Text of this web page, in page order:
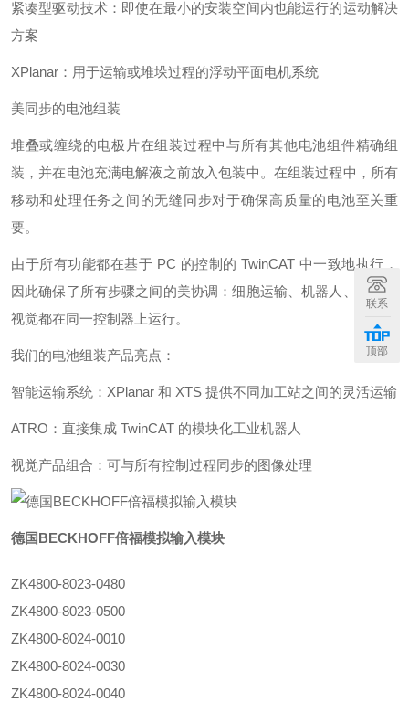
紧凑型驱动技术：即使在最小的安装空间内也能运行的运动解决
方案
XPlanar：用于运输或堆垛过程的浮动平面电机系统
美同步的电池组装
堆叠或缠绕的电极片在组装过程中与所有其他电池组件精确组
装，并在电池充满电解液之前放入包装中。在组装过程中，所有
移动和处理任务之间的无缝同步对于确保高质量的电池至关重
要。
由于所有功能都在基于 PC 的控制的 TwinCAT 中一致地执行，
因此确保了所有步骤之间的美协调：细胞运输、机器人、处理和
视觉都在同一控制器上运行。
我们的电池组装产品亮点：
智能运输系统：XPlanar 和 XTS 提供不同加工站之间的灵活运输
ATRO：直接集成 TwinCAT 的模块化工业机器人
视觉产品组合：可与所有控制过程同步的图像处理
德国BECKHOFF倍福模拟输入模块
ZK4800-8023-0480
ZK4800-8023-0500
ZK4800-8024-0010
ZK4800-8024-0030
ZK4800-8024-0040
联系
顶部